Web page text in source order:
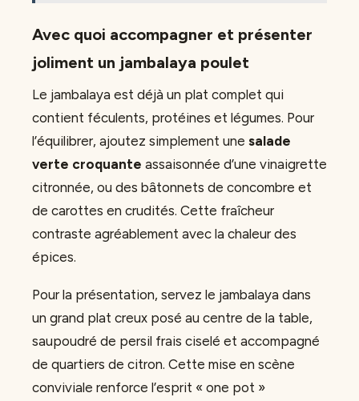
Avec quoi accompagner et présenter
joliment un jambalaya poulet
Le jambalaya est déjà un plat complet qui
contient féculents, protéines et légumes. Pour
l’équilibrer, ajoutez simplement une salade
verte croquante assaisonnée d’une vinaigrette
citronnée, ou des bâtonnets de concombre et
de carottes en crudités. Cette fraîcheur
contraste agréablement avec la chaleur des
épices.
Pour la présentation, servez le jambalaya dans
un grand plat creux posé au centre de la table,
saupoudré de persil frais ciselé et accompagné
de quartiers de citron. Cette mise en scène
conviviale renforce l’esprit « one pot »